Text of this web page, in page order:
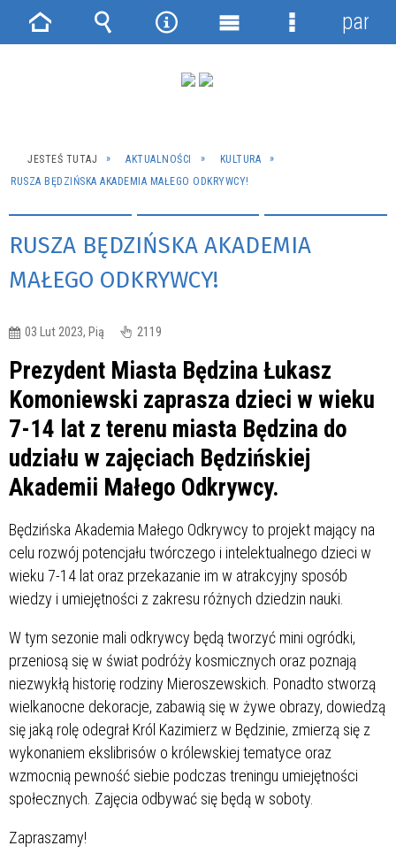
JESTEŚ TUTAJ AKTUALNOŚCI
KULTURA
RUSZA BĘDZIŃSKA AKADEMIA MAŁEGO ODKRYWCY!
RUSZA BĘDZIŃSKA AKADEMIA
MAŁEGO ODKRYWCY!
03 Lut 2023, Pią 2119
Prezydent Miasta Będzina Łukasz
Komoniewski zaprasza dzieci w wieku
7-14 lat z terenu miasta Będzina do
udziału w zajęciach Będzińskiej
Akademii Małego Odkrywcy.
Będzińska Akademia Małego Odkrywcy to projekt mający na
celu rozwój potencjału twórczego i intelektualnego dzieci w
wieku 7-14 lat oraz przekazanie im w atrakcyjny sposób
wiedzy i umiejętności z zakresu różnych dziedzin nauki.
W tym sezonie mali odkrywcy będą tworzyć mini ogródki,
przeniosą się w świat podróży kosmicznych oraz poznają
niezwykłą historię rodziny Mieroszewskich. Ponadto stworzą
wielkanocne dekoracje, zabawią się w żywe obrazy, dowiedzą
się jaką rolę odegrał Król Kazimierz w Będzinie, zmierzą się z
wykonaniem ekslibrisów o królewskiej tematyce oraz
wzmocnią pewność siebie podczas treningu umiejętności
społecznych. Zajęcia odbywać się będą w soboty.
Zapraszamy!
Strona Wyszukiwarka
NarzędziaMenu
Menu
panel